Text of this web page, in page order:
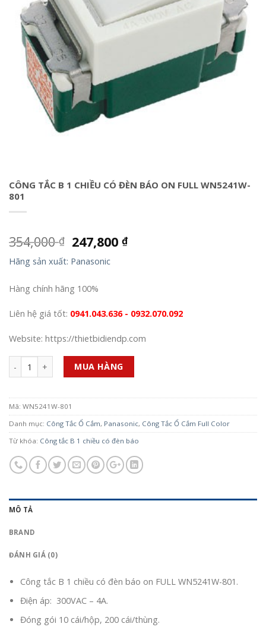
CÔNG TẮC B 1 CHIỀU CÓ ĐÈN BÁO ON FULL WN5241W-
801
354,000₫ 247,800₫
Hãng sản xuất: Panasonic
Hàng chính hãng 100%
Liên hệ giá tốt: 0941.043.636 - 0932.070.092
Website: https://thietbidiendp.com
Số lượng MUA HÀNG
Mã: WN5241W-801
Danh mục: Công Tắc Ổ Cắm, Panasonic, Công Tắc Ổ Cắm Full Color
Từ khóa: Công tắc B 1 chiều có đèn báo
MÔ TẢ
BRAND
ĐÁNH GIÁ (0)
Công tắc B 1 chiều có đèn báo on FULL WN5241W-801.
Điện áp: 300VAC – 4A.
Đóng gói 10 cái/hộp, 200 cái/thùng.